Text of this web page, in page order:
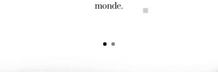
monde.